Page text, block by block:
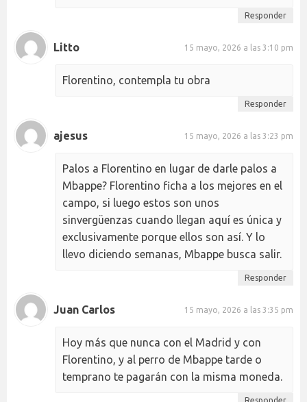
Responder
Litto 15 mayo, 2026 a las 3:10 pm
Florentino, contempla tu obra
Responder
ajesus 15 mayo, 2026 a las 3:23 pm
Palos a Florentino en lugar de darle palos a
Mbappe? Florentino ficha a los mejores en el
campo, si luego estos son unos
sinvergüenzas cuando llegan aquí es única y
exclusivamente porque ellos son así. Y lo
llevo diciendo semanas, Mbappe busca salir.
Responder
Juan Carlos 15 mayo, 2026 a las 3:35 pm
Hoy más que nunca con el Madrid y con
Florentino, y al perro de Mbappe tarde o
temprano te pagarán con la misma moneda.